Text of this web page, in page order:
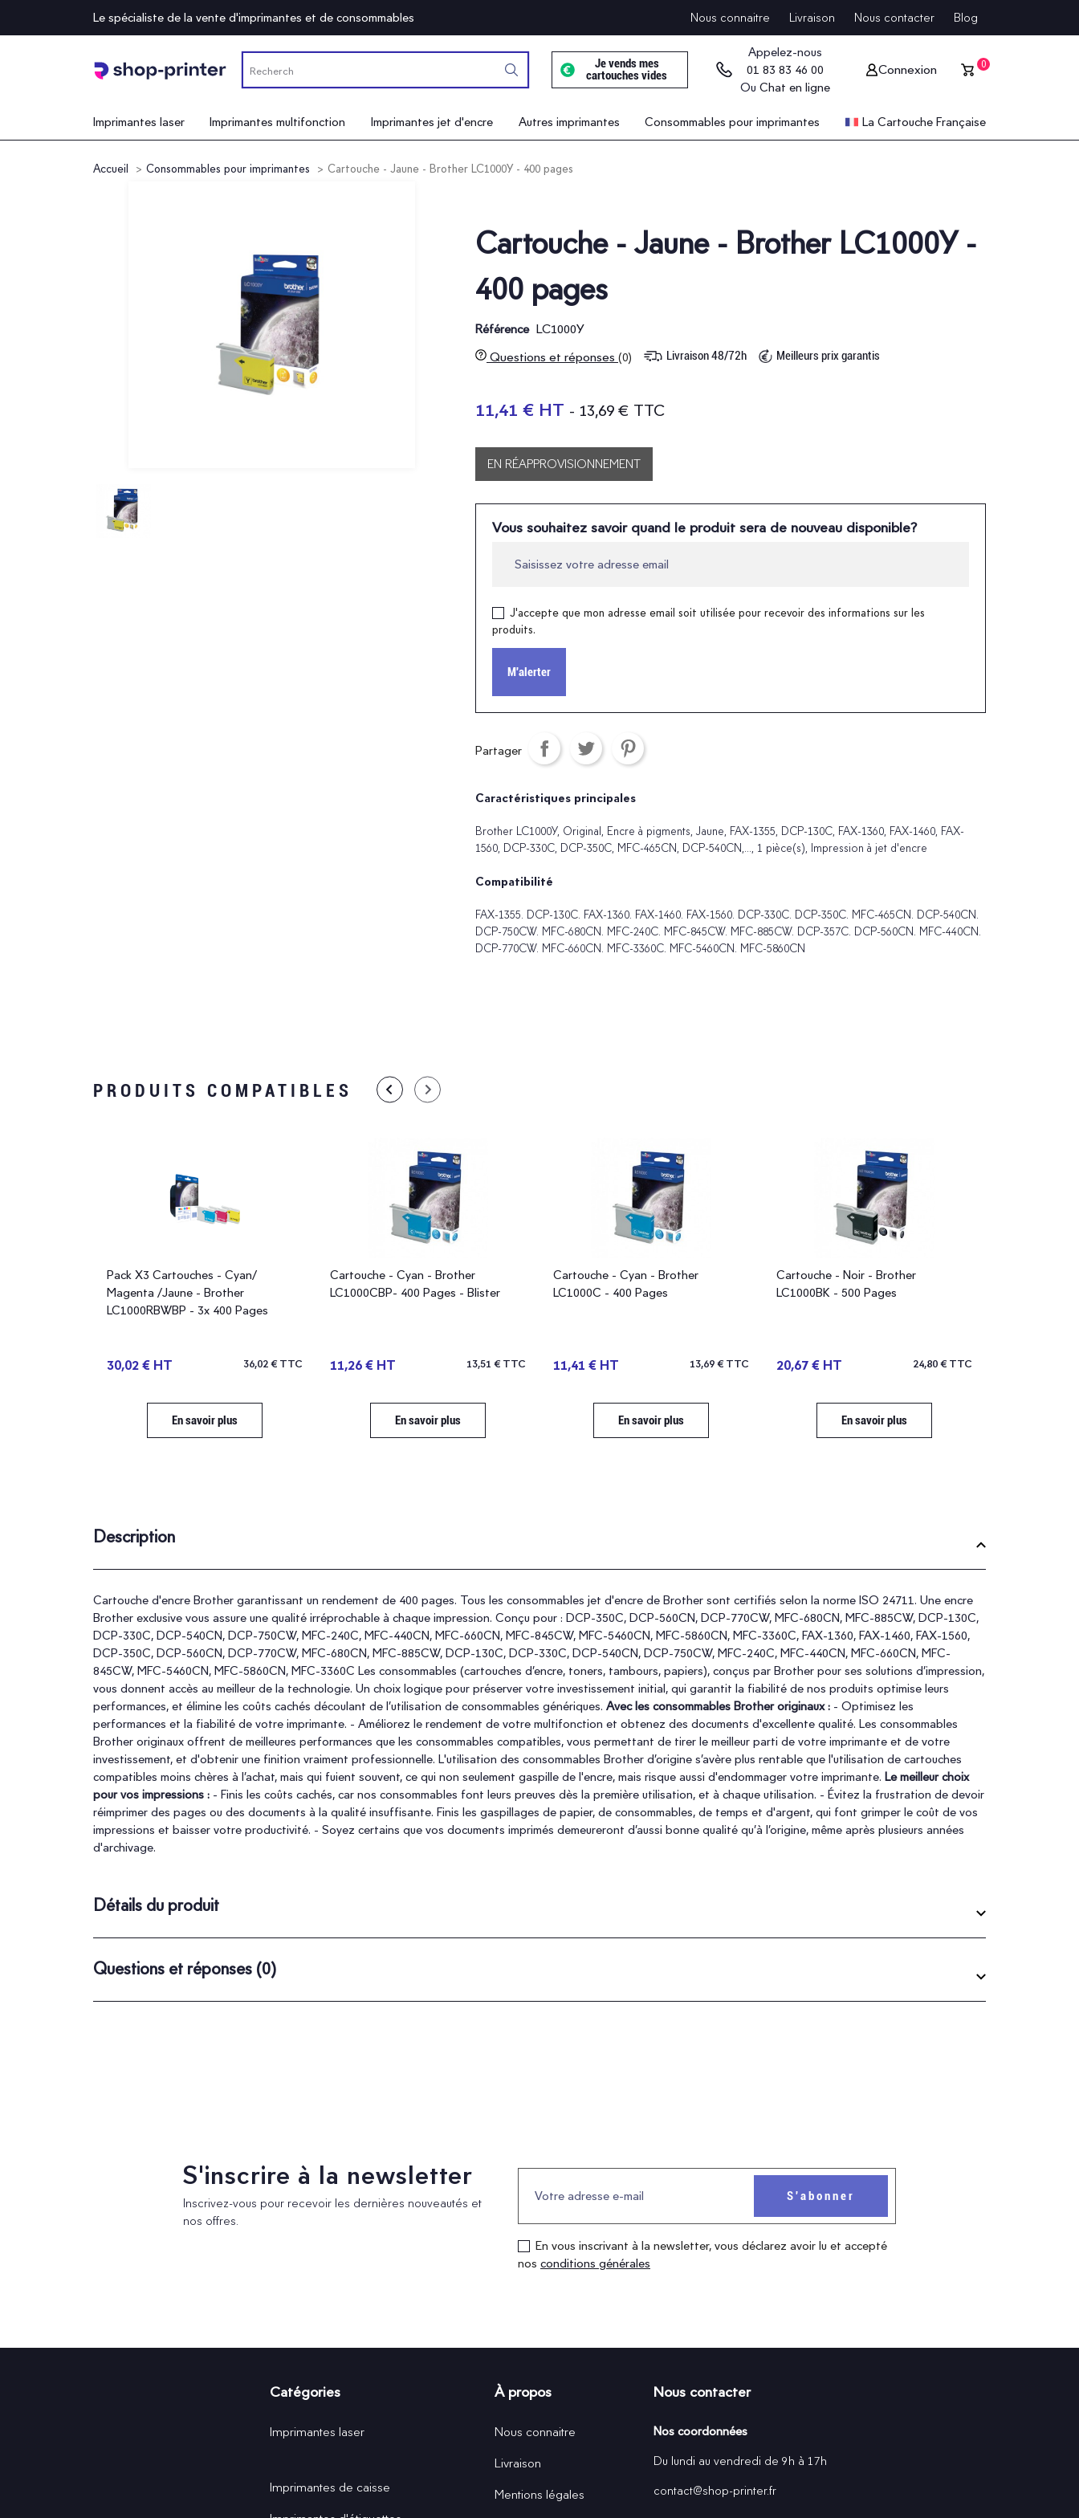
Le spécialiste de la vente d'imprimantes et de consommables Nous connaitre Livraison Nous contacter Blog
Je vends mes
cartouches vides
Appelez-nous
01 83 83 46 00
Ou Chat en ligne
Connexion 0
Imprimantes laser Imprimantes multifonction Imprimantes jet d'encre Autres imprimantes Consommables pour imprimantes La Cartouche Française
Accueil Consommables pour imprimantes Cartouche - Jaune - Brother LC1000Y - 400 pages
Cartouche - Jaune - Brother LC1000Y -
400 pages
Référence LC1000Y
Questions et réponses (0) Livraison 48/72h Meilleurs prix garantis
11,41 € HT - 13,69 € TTC
EN RÉAPPROVISIONNEMENT
Vous souhaitez savoir quand le produit sera de nouveau disponible?
J'accepte que mon adresse email soit utilisée pour recevoir des informations sur les
produits.
M'alerter
Partager
Caractéristiques principales
Brother LC1000Y, Original, Encre à pigments, Jaune, FAX-1355, DCP-130C, FAX-1360, FAX-1460, FAX-
1560, DCP-330C, DCP-350C, MFC-465CN, DCP-540CN,..., 1 pièce(s), Impression à jet d'encre
Compatibilité
FAX-1355. DCP-130C. FAX-1360. FAX-1460. FAX-1560. DCP-330C. DCP-350C. MFC-465CN. DCP-540CN.
DCP-750CW. MFC-680CN. MFC-240C. MFC-845CW. MFC-885CW. DCP-357C. DCP-560CN. MFC-440CN.
DCP-770CW. MFC-660CN. MFC-3360C. MFC-5460CN. MFC-5860CN
PRODUITS COMPATIBLES
Pack X3 Cartouches - Cyan/
Magenta /Jaune - Brother
LC1000RBWBP - 3x 400 Pages
30,02 € HT 36,02 € TTC
En savoir plus
Cartouche - Cyan - Brother
LC1000CBP- 400 Pages - Blister
11,26 € HT 13,51 € TTC
En savoir plus
Cartouche - Cyan - Brother
LC1000C - 400 Pages
11,41 € HT 13,69 € TTC
En savoir plus
Cartouche - Noir - Brother
LC1000BK - 500 Pages
20,67 € HT 24,80 € TTC
En savoir plus
Description
Cartouche d'encre Brother garantissant un rendement de 400 pages. Tous les consommables jet d'encre de Brother sont certifiés selon la norme ISO 24711. Une encre
Brother exclusive vous assure une qualité irréprochable à chaque impression. Conçu pour : DCP-350C, DCP-560CN, DCP-770CW, MFC-680CN, MFC-885CW, DCP-130C,
DCP-330C, DCP-540CN, DCP-750CW, MFC-240C, MFC-440CN, MFC-660CN, MFC-845CW, MFC-5460CN, MFC-5860CN, MFC-3360C, FAX-1360, FAX-1460, FAX-1560,
DCP-350C, DCP-560CN, DCP-770CW, MFC-680CN, MFC-885CW, DCP-130C, DCP-330C, DCP-540CN, DCP-750CW, MFC-240C, MFC-440CN, MFC-660CN, MFC-
845CW, MFC-5460CN, MFC-5860CN, MFC-3360C Les consommables (cartouches d’encre, toners, tambours, papiers), conçus par Brother pour ses solutions d’impression,
vous donnent accès au meilleur de la technologie. Un choix logique pour préserver votre investissement initial, qui garantit la fiabilité de nos produits optimise leurs
performances, et élimine les coûts cachés découlant de l’utilisation de consommables génériques. Avec les consommables Brother originaux :- Optimisez les
performances et la fiabilité de votre imprimante. - Améliorez le rendement de votre multifonction et obtenez des documents d'excellente qualité. Les consommables
Brother originaux offrent de meilleures performances que les consommables compatibles, vous permettant de tirer le meilleur parti de votre imprimante et de votre
investissement, et d'obtenir une finition vraiment professionnelle. L'utilisation des consommables Brother d’origine s’avère plus rentable que l'utilisation de cartouches
compatibles moins chères à l’achat, mais qui fuient souvent, ce qui non seulement gaspille de l'encre, mais risque aussi d'endommager votre imprimante. Le meilleur choix
pour vos impressions :- Finis les coûts cachés, car nos consommables font leurs preuves dès la première utilisation, et à chaque utilisation. - Évitez la frustration de devoir
réimprimer des pages ou des documents à la qualité insuffisante. Finis les gaspillages de papier, de consommables, de temps et d'argent, qui font grimper le coût de vos
impressions et baisser votre productivité. - Soyez certains que vos documents imprimés demeureront d’aussi bonne qualité qu’à l’origine, même après plusieurs années
d'archivage.
Détails du produit
Questions et réponses (0)
S'inscrire à la newsletter
Inscrivez-vous pour recevoir les dernières nouveautés et
nos offres.
En vous inscrivant à la newsletter, vous déclarez avoir lu et accepté
nos conditions générales
Catégories
Imprimantes laser
Imprimantes de caisse
À propos
Nous connaitre
Livraison
Mentions légales
Nous contacter
Nos coordonnées
Du lundi au vendredi de 9h à 17h
contact@shop-printer.fr